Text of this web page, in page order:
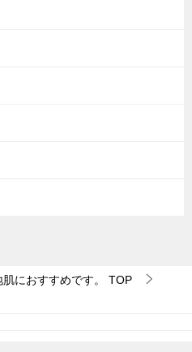
におすすめです。
TOP